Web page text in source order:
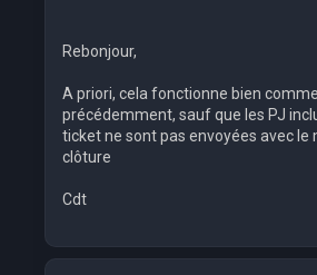
Rebonjour,
A priori, cela fonctionne bien
précédemment, sauf que les PJ
ticket ne sont pas envoyées avec le
clôture
Cdt